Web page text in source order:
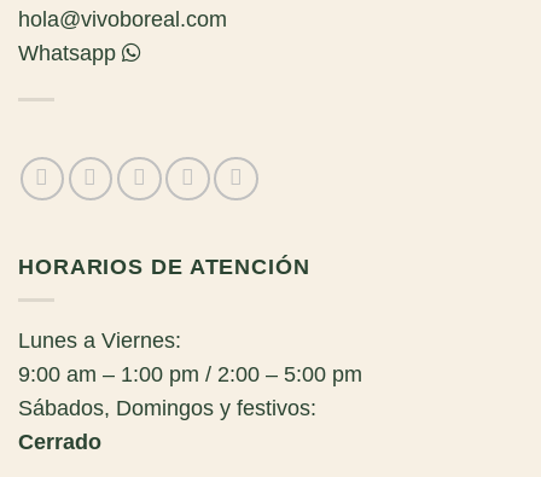
hola@vivoboreal.com
Whatsapp
HORARIOS DE ATENCIÓN
Lunes a Viernes:
9:00 am – 1:00 pm / 2:00 – 5:00 pm
Sábados, Domingos y festivos:
Cerrado